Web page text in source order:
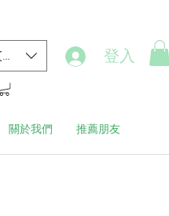
登入
關於我們 推薦朋友